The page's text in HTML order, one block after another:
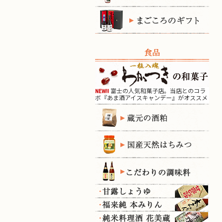
食品
NEW!! 富士の人気和菓子店。当店とのコラ
ボ『あま酒アイスキャンデー』がオススメ